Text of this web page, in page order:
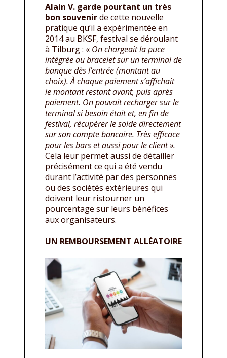
Alain V. garde pourtant un très
bon souvenirde cette nouvelle
pratique qu’il a expérimentée en
2014 au BKSF, festival se déroulant
à Tilburg : « On chargeait la puce
intégrée au bracelet sur un terminal de
banque dès l’entrée (montant au
choix). À chaque paiement s’affichait
le montant restant avant, puis après
paiement. On pouvait recharger sur le
terminal si besoin était et, en fin de
festival, récupérer le solde directement
sur son compte bancaire. Très efficace
pour les bars et aussi pour le client ».
Cela leur permet aussi de détailler
précisément ce qui a été vendu
durant l’activité par des personnes
ou des sociétés extérieures qui
doivent leur ristourner un
pourcentage sur leurs bénéfices
aux organisateurs.
UN REMBOURSEMENT ALLÉATOIRE